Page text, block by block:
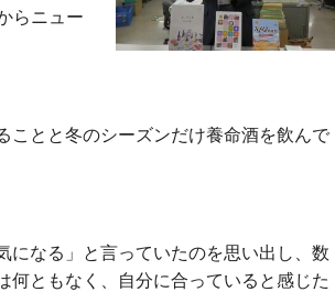
らニュー
とと冬のシーズンだけ養命酒を飲んで
なる」と言っていたのを思い出し、数
ともなく、自分に合っていると感じた